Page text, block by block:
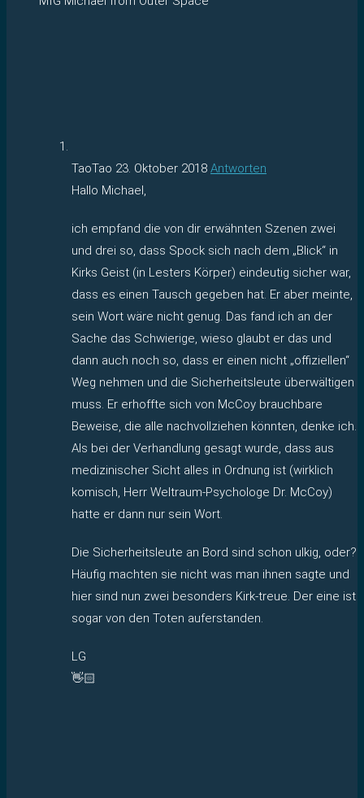
TaoTao 23. Oktober 2018 Antworten
Hallo Michael,
ich empfand die von dir erwähnten Szenen zwei
und drei so, dass Spock sich nach dem „Blick“ in
Kirks Geist (in Lesters Körper) eindeutig sicher war,
dass es einen Tausch gegeben hat. Er aber meinte,
sein Wort wäre nicht genug. Das fand ich an der
Sache das Schwierige, wieso glaubt er das und
dann auch noch so, dass er einen nicht „offiziellen“
Weg nehmen und die Sicherheitsleute überwältigen
muss. Er erhoffte sich von McCoy brauchbare
Beweise, die alle nachvollziehen könnten, denke ich.
Als bei der Verhandlung gesagt wurde, dass aus
medizinischer Sicht alles in Ordnung ist (wirklich
komisch, Herr Weltraum-Psychologe Dr. McCoy)
hatte er dann nur sein Wort.
Die Sicherheitsleute an Bord sind schon ulkig, oder?
Häufig machten sie nicht was man ihnen sagte und
hier sind nun zwei besonders Kirk-treue. Der eine ist
sogar von den Toten auferstanden.
LG
👋🏻